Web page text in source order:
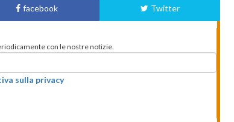
facebook Twitter
con le nostre notizie.
sulla privacy